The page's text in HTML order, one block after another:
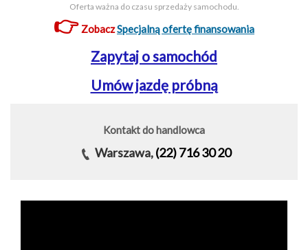
Oferta ważna do czasu sprzedaży samochodu.
👉ZobaczSpecjalną ofertę finansowania
Zapytaj o samochód
Umów jazdę próbną
Kontakt do handlowca
Warszawa,(22) 716 30 20